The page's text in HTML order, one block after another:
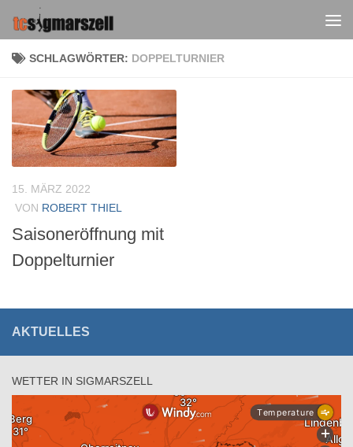
Zum Inhalt springen
SCHLAGWÖRTER: DOPPELTURNIER
15. MÄRZ 2022
VON ROBERT THIEL
Saisoneröffnung mit
Doppelturnier
AKTUELLES
WETTER IN SIGMARSZELL